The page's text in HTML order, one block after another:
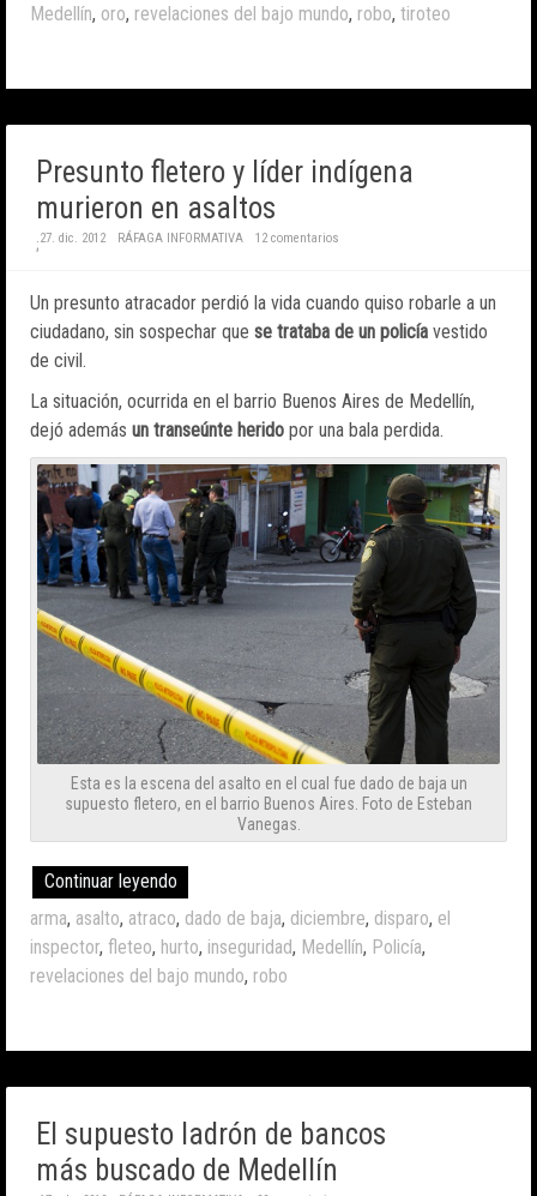
Medellín, oro, revelaciones del bajo mundo, robo, tiroteo
Presunto fletero y líder indígena
murieron en asaltos
;27. dic. 2012 RÁFAGA INFORMATIVA 12 comentarios
Un presunto atracador perdió la vida cuando quiso robarle a un
ciudadano, sin sospechar que se trataba de un policía vestido
de civil.
La situación, ocurrida en el barrio Buenos Aires de Medellín,
dejó además un transeúnte herido por una bala perdida.
Esta es la escena del asalto en el cual fue dado de baja un
supuesto fletero, en el barrio Buenos Aires. Foto de Esteban
Vanegas.
Continuar leyendo
arma, asalto, atraco, dado de baja, diciembre, disparo, el
inspector, fleteo, hurto, inseguridad, Medellín, Policía,
revelaciones del bajo mundo, robo
El supuesto ladrón de bancos
más buscado de Medellín